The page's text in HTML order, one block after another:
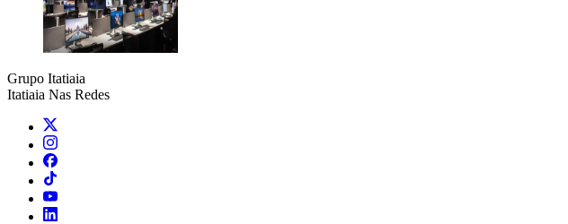
Grupo Itatiaia
Itatiaia Nas Redes